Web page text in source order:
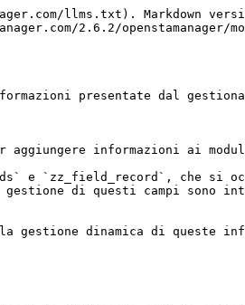
llms.txt). Markdown
2.6.2/openstamanager/
presentate dal
informazioni ai
`zz_field_record`, che si
gestione di questi campi
dinamica di queste